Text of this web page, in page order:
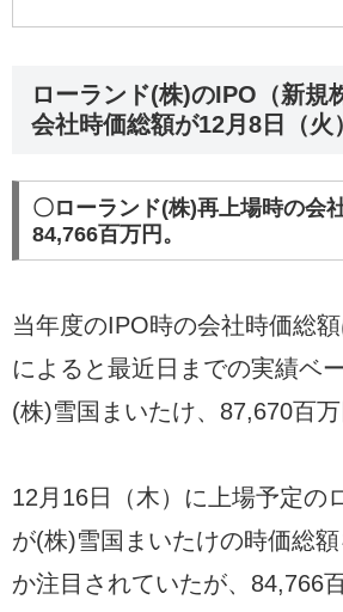
ローランド(株)のIPO（新規
会社時価総額が12月8日（火
〇ローランド(株)再上場時の会
84,766百万円。
当年度のIPO時の会社時価総
によると最近日までの実績ベ
(株)雪国まいたけ、87,670百万
12月16日（木）に上場予定の
が(株)雪国まいたけの時価総
か注目されていたが、84,766